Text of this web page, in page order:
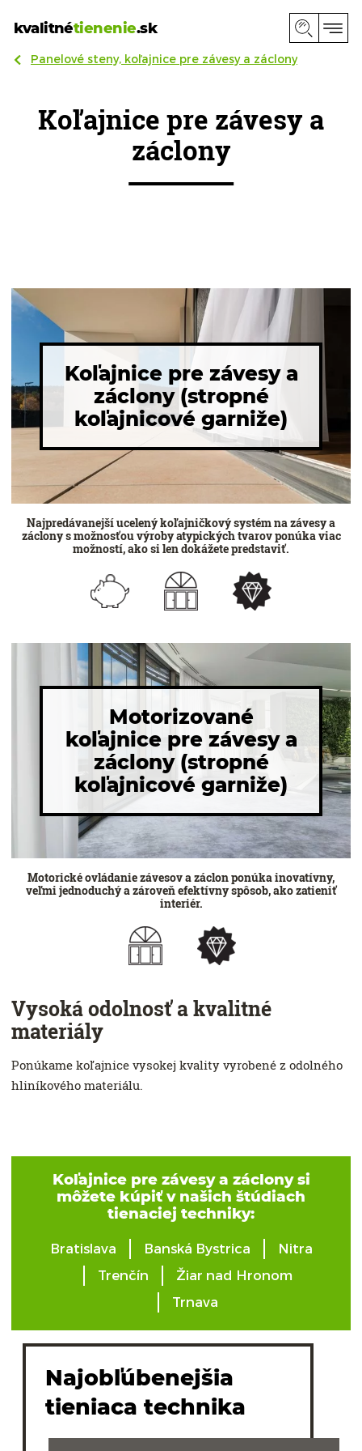
kvalitnétienenie.sk
Panelové steny, koľajnice pre závesy a záclony
Koľajnice pre závesy a
záclony
Koľajnice pre závesy a
záclony (stropné
koľajnicové garniže)
Najpredávanejší ucelený koľajničkový systém na závesy a
záclony s možnosťou výroby atypických tvarov ponúka viac
možností, ako si len dokážete predstaviť.
Motorizované
koľajnice pre závesy a
záclony (stropné
koľajnicové garniže)
Motorické ovládanie závesov a záclon ponúka inovatívny,
veľmi jednoduchý a zároveň efektívny spôsob, ako zatieniť
interiér.
Vysoká odolnosť a kvalitné
materiály
Ponúkame koľajnice vysokej kvality vyrobené z odolného
hliníkového materiálu.
Koľajnice pre závesy a záclony si
môžete kúpiť v našich štúdiach
tienaciej techniky:
Bratislava Banská Bystrica
Nitra
Trenčín
Žiar nad Hronom
Trnava
Najobľúbenejšia
tieniaca technika